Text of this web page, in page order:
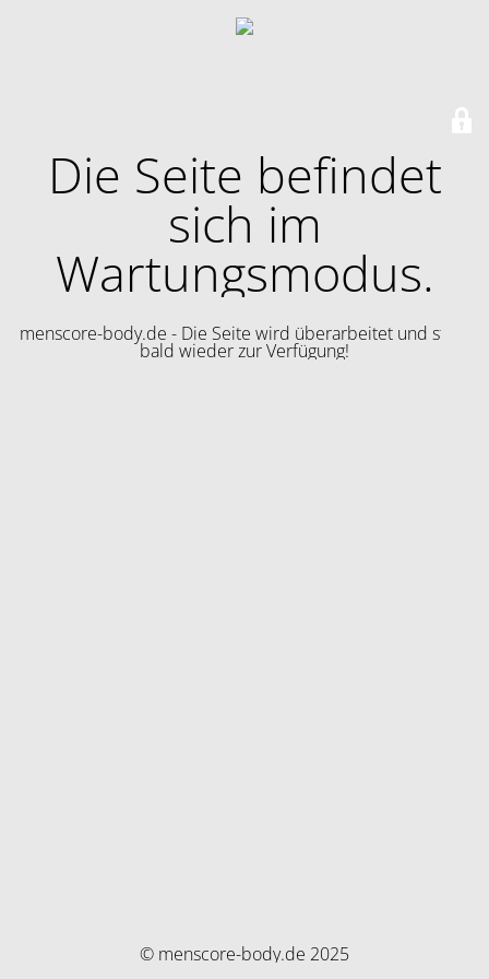
Die Seite befindet
sich im
Wartungsmodus.
menscore-body.de - Die Seite wird überarbeitet und steht
bald wieder zur Verfügung!
© menscore-body.de 2025